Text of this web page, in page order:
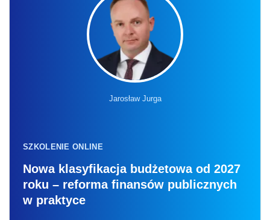
Jarosław Jurga
SZKOLENIE ONLINE
Nowa klasyfikacja budżetowa od 2027
roku – reforma finansów publicznych
w praktyce